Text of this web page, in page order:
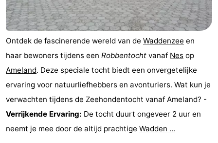
Ontdek de fascinerende wereld van de Waddenzee en
haar bewoners tijdens een Robbentocht vanaf Nes op
Ameland. Deze speciale tocht biedt een onvergetelijke
ervaring voor natuurliefhebbers en avonturiers. Wat kun je
verwachten tijdens de Zeehondentocht vanaf Ameland? -
Verrijkende Ervaring: De tocht duurt ongeveer 2 uur en
neemt je mee door de altijd prachtige Wadden ...